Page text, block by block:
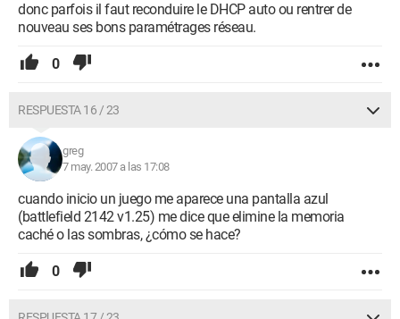
donc parfois il faut reconduire le DHCP auto ou rentrer de
nouveau ses bons paramétrages réseau.
0
RESPUESTA 16 / 23
greg
7 may. 2007 a las 17:08
cuando inicio un juego me aparece una pantalla azul
(battlefield 2142 v1.25) me dice que elimine la memoria
caché o las sombras, ¿cómo se hace?
0